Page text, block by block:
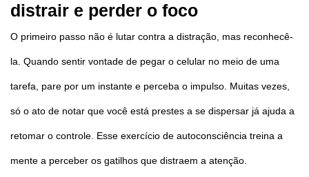
distrair e perder o foco
O primeiro passo não é lutar contra a distração, mas reconhecê-
la. Quando sentir vontade de pegar o celular no meio de uma
tarefa, pare por um instante e perceba o impulso. Muitas vezes,
só o ato de notar que você está prestes a se dispersar já ajuda a
retomar o controle. Esse exercício de autoconsciência treina a
mente a perceber os gatilhos que distraem a atenção.